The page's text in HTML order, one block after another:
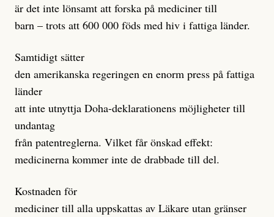
är det inte lönsamt att forska på mediciner till
barn – trots att 600 000 föds med hiv i fattiga länder.
Samtidigt sätter
den amerikanska regeringen en enorm press på fattiga
länder
att inte utnyttja Doha-deklarationens möjligheter till
undantag
från patentreglerna. Vilket får önskad effekt:
medicinerna kommer inte de drabbade till del.
Kostnaden för
mediciner till alla uppskattas av Läkare utan gränser